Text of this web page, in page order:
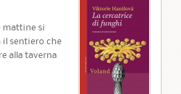
mattine si
il sentiero che
alla taverna